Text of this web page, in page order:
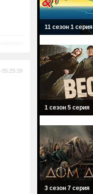
05:25:39
11 сезон 1 серия
1 сезон 5 серия
3 сезон 7 серия